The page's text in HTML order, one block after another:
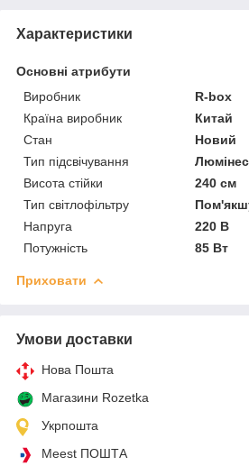
Характеристики
Основні атрибути
Виробник
R-box
Країна виробник
Китай
Стан
Новий
Тип підсвічування
Висота стійки
240 см
Тип світлофільтру
Напруга
220 В
Потужність
85 Вт
Приховати
Умови доставки
Нова Пошта
Магазини Rozetka
Укрпошта
Meest ПОШТА